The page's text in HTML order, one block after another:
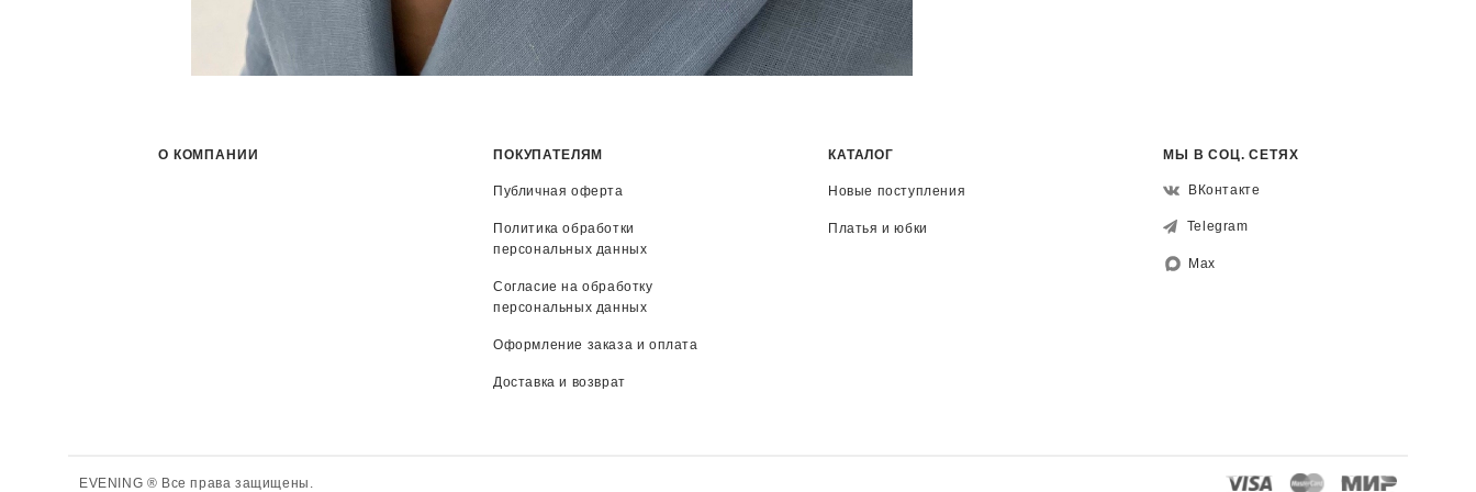
О КОМПАНИИ ПОКУПАТЕЛЯМ
Публичная оферта
Политика обработки
персональных данных
Согласие на обработку
персональных данных
Оформление заказа и оплата
Доставка и возврат
КАТАЛОГ
Новые поступления
Платья и юбки
МЫ В СОЦ. СЕТЯХ
ВКонтакте
Telegram
Max
EVENING ® Все права защищены.